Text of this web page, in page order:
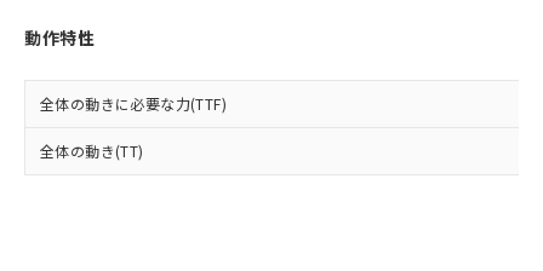
動作特性
全体の動きに必要な力(TTF)
全体の動き(TT)
をご了承ください。
※当社の共同利用者とは、
の共同利用に関して"
用者の範囲」に記載されている法人を
EU RoHS指令（10物質）の非含有証明書
※本証明書は発行日時点で非含有を証明す